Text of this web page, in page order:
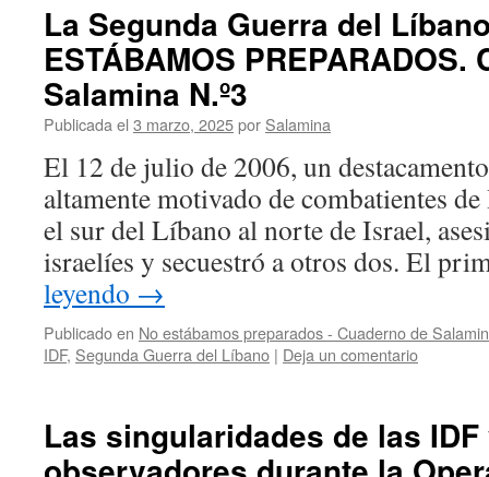
La Segunda Guerra del
ESTÁBAMOS PREPARADOS.
Salamina N.º3
Publicada el 3 marzo, 2025por Salamina
El 12 de julio de 2006, un
altamente motivado de combatientes
el sur del Líbano al norte de Israel,
israelíes y secuestró a otros dos. El
leyendo →
Publicado en No estábamos preparados - Cuaderno de
IDF, Segunda Guerra del Líbano | Deja un comentario
Las singularidades de las